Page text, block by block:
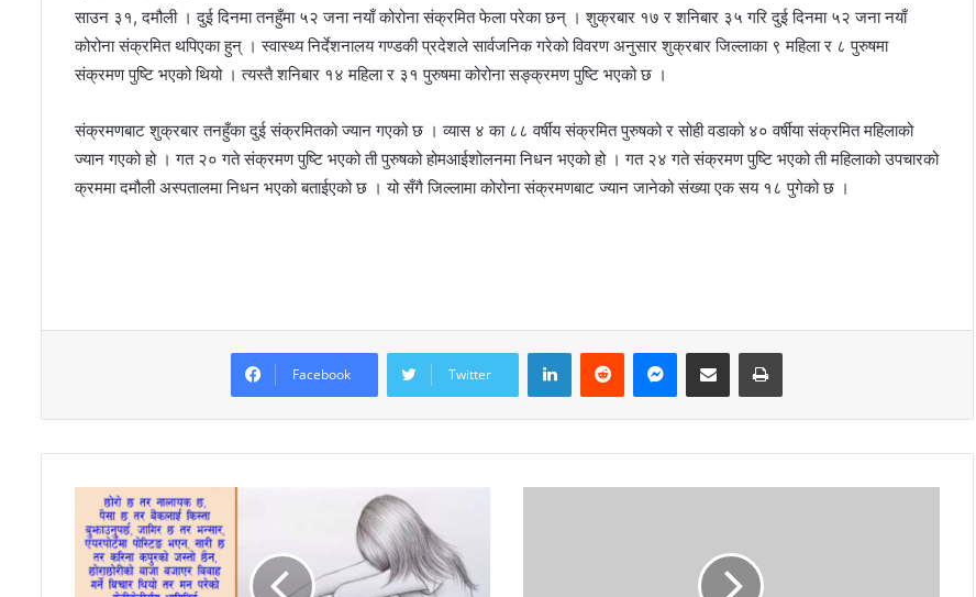
साउन ३१, दमौली । दुई दिनमा तनहुँमा ५२ जना नयाँ कोरोना संक्रमित फेला परेका छन् । शुक्रबार १७ र शनिबार ३५ गरि दुई दिनमा ५२ जना नयाँ
कोरोना संक्रमित थपिएका हुन् । स्वास्थ्य निर्देशनालय गण्डकी प्रदेशले सार्वजनिक गरेको विवरण अनुसार शुक्रबार जिल्लाका ९ महिला र ८ पुरुषमा
संक्रमण पुष्टि भएको थियो । त्यस्तै शनिबार १४ महिला र ३१ पुरुषमा कोरोना सङ्क्रमण पुष्टि भएको छ ।
संक्रमणबाट शुक्रबार तनहुँका दुई संक्रमितको ज्यान गएको छ । व्यास ४ का ८८ वर्षीय संक्रमित पुरुषको र सोही वडाको ४० वर्षीया संक्रमित महिलाको
ज्यान गएको हो । गत २० गते संक्रमण पुष्टि भएको ती पुरुषको होमआईशोलनमा निधन भएको हो । गत २४ गते संक्रमण पुष्टि भएको ती महिलाको उपचारको
क्रममा दमौली अस्पतालमा निधन भएको बताईएको छ । यो सँगै जिल्लामा कोरोना संक्रमणबाट ज्यान जानेको संख्या एक सय १८ पुगेको छ ।
Facebook Twitter
LinkedInReddit Messenger
Share via Email Print